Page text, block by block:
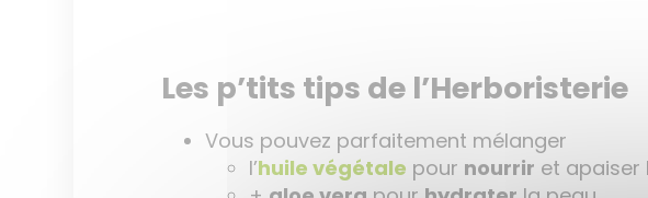
Les p’tits tips de l’Herboristerie
Vous pouvez parfaitement mélanger
l’huile végétale pour nourrir et apaiser